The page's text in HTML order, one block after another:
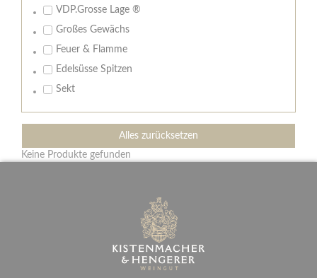
VDP.Grosse Lage ®
Großes Gewächs
Feuer & Flamme
Edelsüsse Spitzen
Sekt
Alles zurücksetzen
Keine Produkte gefunden